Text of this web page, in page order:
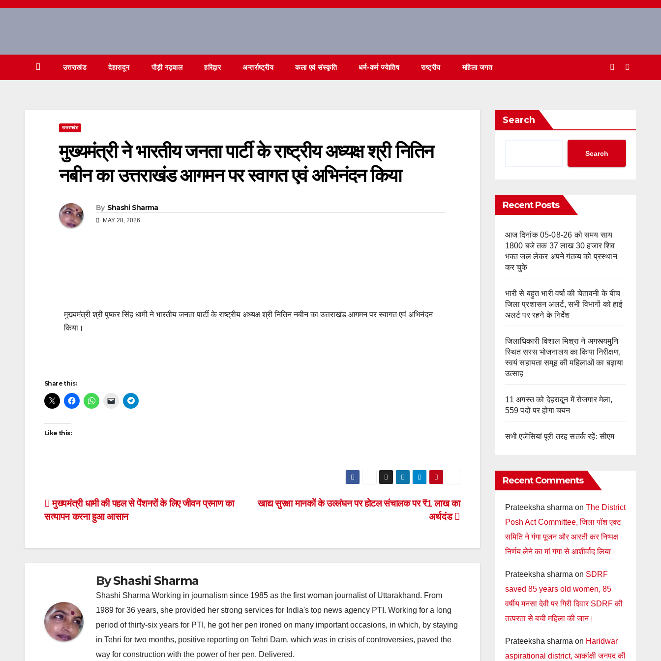
Skip
उत्तराखंड देहारादून पौड़ी गढ़वाल हरिद्वार अन्तर्राष्ट्रीय कला एवं संस्कृति धर्म-कर्म ज्येातिष राष्ट्रीय महिला जगत
उत्तराखंड
मुख्यमंत्री ने भारतीय जनता पार्टी के राष्ट्रीय अध्यक्ष श्री नितिन
नबीन का उत्तराखंड आगमन पर स्वागत एवं अभिनंदन किया
By Shashi Sharma
MAY 28, 2026
मुख्यमंत्री श्री पुष्कर सिंह धामी ने भारतीय जनता पार्टी के राष्ट्रीय अध्यक्ष श्री नितिन नबीन का उत्तराखंड आगमन पर स्वागत एवं अभिनंदन
किया।
navigation
Share this:
Like this:
Post
navigation
खाद्य सुरक्षा मानकों के उल्लंघन पर होटल संचालक पर ₹1 लाख का
अर्थदंड
मुख्यमंत्री धामी की पहल से पेंशनरों के लिए जीवन प्रमाण का
सत्यापन करना हुआ आसान
ByShashi Sharma
Shashi Sharma Working in journalism since 1985 as the first woman journalist of Uttarakhand. From
1989 for 36 years, she provided her strong services for India's top news agency PTI. Working for a long
period of thirty-six years for PTI, he got her pen ironed on many important occasions, in which, by staying
in Tehri for two months, positive reporting on Tehri Dam, which was in crisis of controversies, paved the
way for construction with the power of her pen. Delivered.
Search
Search
Recent Posts
आज दिनांक 05-08-26 को समय साय
1800 बजे तक 37 लाख 30 हजार शिव
भक्त जल लेकर अपने गंतव्य को प्रस्थान
कर चुके
भारी से बहुत भारी वर्षा की चेतावनी के बीच
जिला प्रशासन अलर्ट, सभी विभागों को हाई
अलर्ट पर रहने के निर्देश
जिलाधिकारी विशाल मिश्रा ने अगस्त्यमुनि
स्थित सरस भोजनालय का किया निरीक्षण,
स्वयं सहायता समूह की महिलाओं का बढ़ाया
उत्साह
11 अगस्त को देहरादून में रोजगार मेला,
559 पदों पर होगा चयन
सभी एजेंसियां पूरी तरह सतर्क रहें: सीएम
Recent Comments
Prateeksha sharma on The District
Posh Act Committee, जिला पॉश एक्ट
समिति ने गंगा पूजन और आरती कर निष्पक्ष
निर्णय लेने का मां गंगा से आशीर्वाद लिया।
Prateeksha sharma on SDRF
saved 85 years old women, 85
वर्षीय मनसा देवी पर गिरी दिवार SDRF की
तत्परता से बची महिला की जान।
Prateeksha sharma on Haridwar
aspirational district, आकांक्षी जनपद की